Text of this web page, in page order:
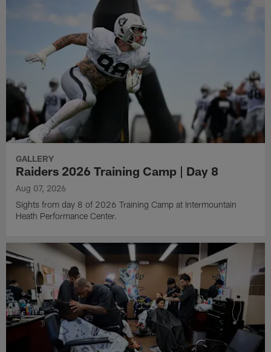
GALLERY
Raiders 2026 Training Camp | Day 8
Aug 07, 2026
Sights from day 8 of 2026 Training Camp at Intermountain
Heath Performance Center.